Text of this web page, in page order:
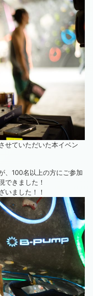
せていただいた本イベン
、100名以上の方にご参加
できました！
いました！！